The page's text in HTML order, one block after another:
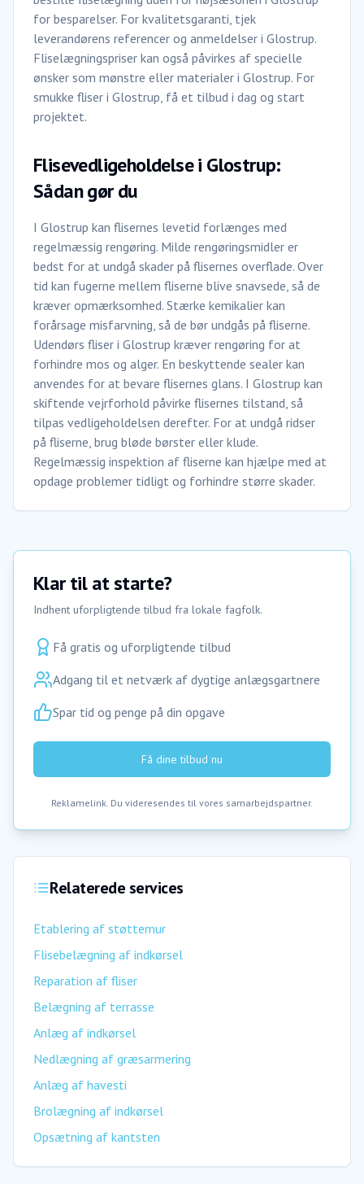
for besparelser. For kvalitetsgaranti, tjek
leverandørens referencer og anmeldelser i Glostrup.
Fliselægningspriser kan også påvirkes af specielle
ønsker som mønstre eller materialer i Glostrup. For
smukke fliser i Glostrup, få et tilbud i dag og start
projektet.
Flisevedligeholdelse i Glostrup:
Sådan gør du
I Glostrup kan flisernes levetid forlænges med
regelmæssig rengøring. Milde rengøringsmidler er
bedst for at undgå skader på flisernes overflade. Over
tid kan fugerne mellem fliserne blive snavsede, så de
kræver opmærksomhed. Stærke kemikalier kan
forårsage misfarvning, så de bør undgås på fliserne.
Udendørs fliser i Glostrup kræver rengøring for at
forhindre mos og alger. En beskyttende sealer kan
anvendes for at bevare flisernes glans. I Glostrup kan
skiftende vejrforhold påvirke flisernes tilstand, så
tilpas vedligeholdelsen derefter. For at undgå ridser
på fliserne, brug bløde børster eller klude.
Regelmæssig inspektion af fliserne kan hjælpe med at
opdage problemer tidligt og forhindre større skader.
Klar til at starte?
Indhent uforpligtende tilbud fra lokale fagfolk.
Få gratis og uforpligtende tilbud
Adgang til et netværk af dygtige anlægsgartnere
Spar tid og penge på din opgave
Få dine tilbud nu
Reklamelink. Du videresendes til vores samarbejdspartner.
Relaterede services
Etablering af støttemur
Flisebelægning af indkørsel
Reparation af fliser
Belægning af terrasse
Anlæg af indkørsel
Nedlægning af græsarmering
Anlæg af havesti
Brolægning af indkørsel
Opsætning af kantsten